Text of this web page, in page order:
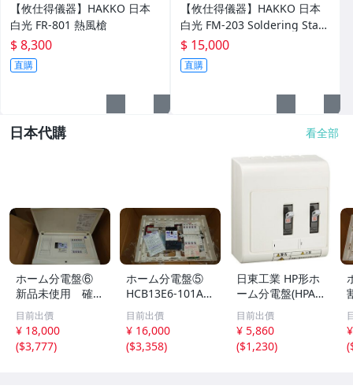
【攸仕得儀器】HAKKO 日本
白光 FR-801 熱風槍
$ 8,300
直購
【攸仕得儀器】HAKKO 日本
白光 FM-203 Soldering Stati
on 多功能溫控烙鐵
$ 15,000
直購
日本代購 看全部
ホーム分電盤⑥
新品未使用 確認
開封 HCB13E6-
101AP（ヘンケ
イ）日東工業 ※
HCD3E6-102KN
目前出價
¥ 18,000
($3,777)
ホーム分電盤⑤
HCB13E6-101AP
（ヘンケイ）日東
工業 ※HCD3E6-
102KN（近似
品） ※41-2
目前出價
¥ 16,000
($3,358)
日東工業 HP形ホ
ーム分電盤(HPAH
SA) HSAT-20
目前出價
¥ 5,860
($1,230)
(